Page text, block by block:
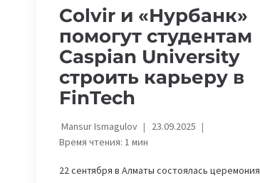
Colvir и «Нурбанк»
помогут студентам
Caspian University
строить карьеру в
FinTech
Mansur Ismagulov
23.09.2025
Время чтения: 1 мин
22 сентября в Алматы состоялась церемония